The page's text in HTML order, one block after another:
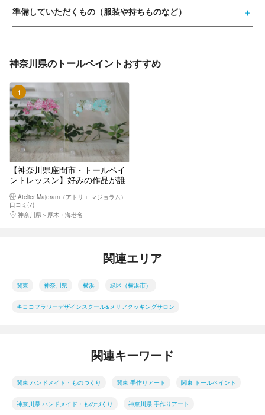
準備していただくもの（服装や持ちものなど）
神奈川県のトールペイントおすすめ
【神奈川県座間市・トールペイ
ントレッスン】好みの作品が誰
Atelier Majoram（アトリエ マジョラム）
口コミ(7)
神奈川県
厚木・海老名
関連エリア
関東 神奈川県 横浜 緑区（横浜市）
キヨコフラワーデザインスクール&メリアクッキングサロン
関連キーワード
関東 ハンドメイド・ものづくり 関東 手作りアート 関東 トールペイント
神奈川県 ハンドメイド・ものづくり 神奈川県 手作りアート